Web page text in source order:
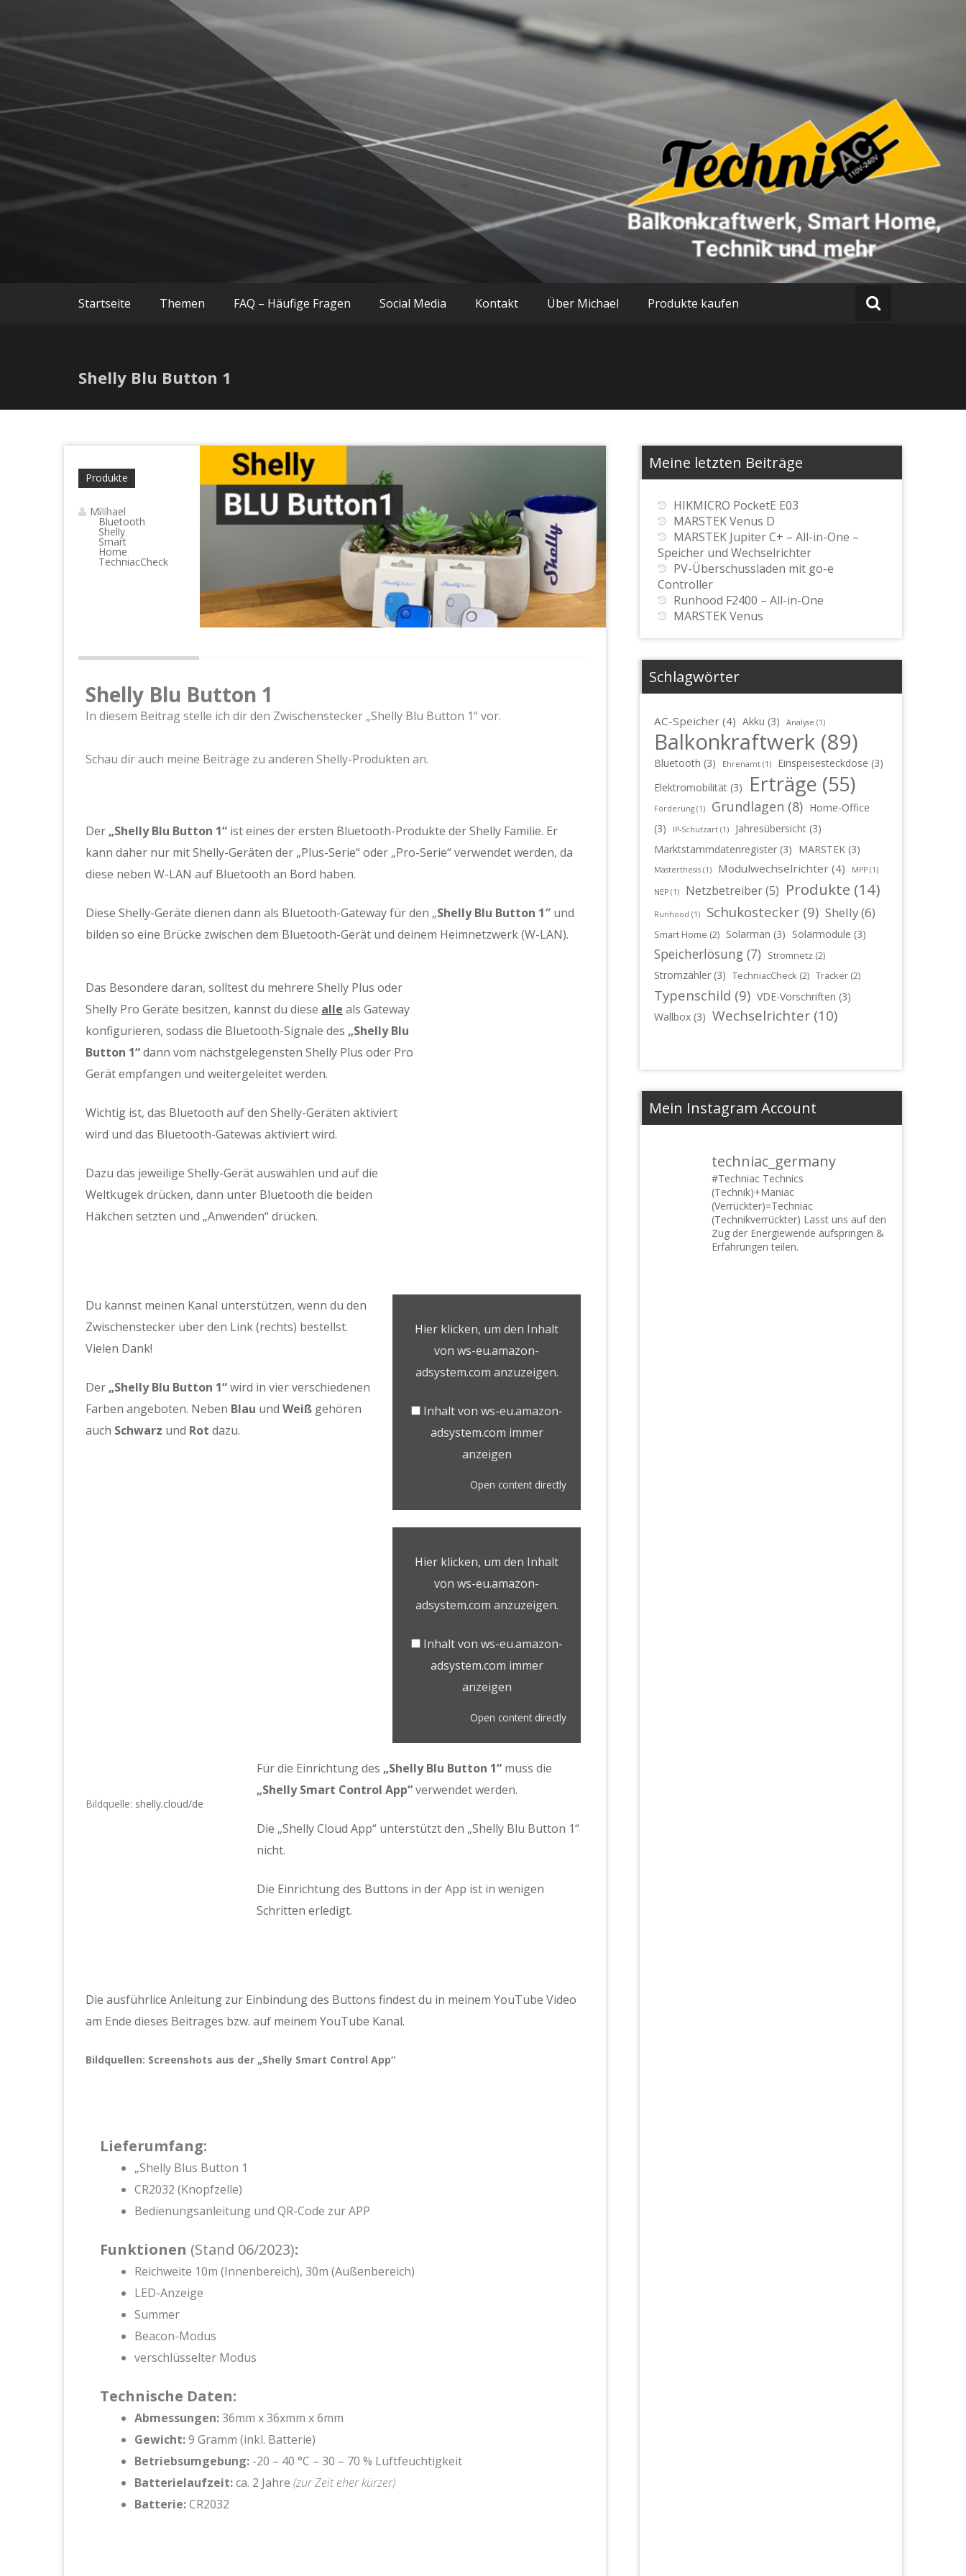
Techniac
Balkonkraftwerke, Smart Home, Technik und mehr
Startseite Themen FAQ – Häufige Fragen Social Media Kontakt Über Michael Produkte kaufen
Shelly Blu Button 1
Produkte
Michael
Bluetooth
Shelly,
Smart
Home
TechniacCheck
Shelly Blu Button 1
In diesem Beitrag stelle ich dir den Zwischenstecker „Shelly Blu Button 1“ vor.
Schau dir auch meine Beiträge zu anderen Shelly-Produkten an.
Der „Shelly Blu Button 1“ ist eines der ersten Bluetooth-Produkte der Shelly Familie. Er
kann daher nur mit Shelly-Geräten der „Plus-Serie“ oder „Pro-Serie“ verwendet werden, da
diese neben W-LAN auf Bluetooth an Bord haben.
Diese Shelly-Geräte dienen dann als Bluetooth-Gateway für den „Shelly Blu Button 1″und
bilden so eine Brücke zwischen dem Bluetooth-Gerät und deinem Heimnetzwerk (W-LAN).
Das Besondere daran, solltest du mehrere Shelly Plus oder
Shelly Pro Geräte besitzen, kannst du diese alle als Gateway
konfigurieren, sodass die Bluetooth-Signale des „Shelly Blu
Button 1“dann vom nächstgelegensten Shelly Plus oder Pro
Gerät empfangen und weitergeleitet werden.
Wichtig ist, das Bluetooth auf den Shelly-Geräten aktiviert
wird und das Bluetooth-Gatewas aktiviert wird.
Dazu das jeweilige Shelly-Gerät auswählen und auf die
Weltkugek drücken, dann unter Bluetooth die beiden
Häkchen setzten und „Anwenden“ drücken.
Du kannst meinen Kanal unterstützen, wenn du den
Zwischenstecker über den Link (rechts) bestellst.
Vielen Dank!
Der „Shelly Blu Button 1“wird in vier verschiedenen
Farben angeboten. Neben Blau und Weiß gehören
auch Schwarz und Rot dazu.
Hier klicken, um den Inhalt
von ws-eu.amazon-
adsystem.com anzuzeigen.
Inhalt von ws-eu.amazon-
adsystem.com immer
anzeigen
Open content directly
Hier klicken, um den Inhalt
von ws-eu.amazon-
adsystem.com anzuzeigen.
Inhalt von ws-eu.amazon-
adsystem.com immer
anzeigen
Open content directly
Bildquelle: shelly.cloud/de
Für die Einrichtung des „Shelly Blu Button 1“ muss die
„Shelly Smart Control App“verwendet werden.
Die „Shelly Cloud App“ unterstützt den „Shelly Blu Button 1“
nicht.
Die Einrichtung des Buttons in der App ist in wenigen
Schritten erledigt.
Die ausführlice Anleitung zur Einbindung des Buttons findest du in meinem YouTube Video
am Ende dieses Beitrages bzw. auf meinem YouTube Kanal.
Bildquellen: Screenshots aus der „Shelly Smart Control App“
Lieferumfang:
„Shelly Blus Button 1
CR2032 (Knopfzelle)
Bedienungsanleitung und QR-Code zur APP
Funktionen (Stand 06/2023):
Reichweite 10m (Innenbereich), 30m (Außenbereich)
LED-Anzeige
Summer
Beacon-Modus
verschlüsselter Modus
Technische Daten:
Abmessungen:36mm x 36xmm x 6mm
Gewicht:9 Gramm (inkl. Batterie)
Betriebsumgebung: -20 – 40 °C – 30 – 70 % Luftfeuchtigkeit
Batterielaufzeit:ca. 2 Jahre (zur Zeit eher kürzer)
Batterie:CR2032
Meine letzten Beiträge
HIKMICRO PocketE E03
MARSTEK Venus D
MARSTEK Jupiter C+ – All-in-One –
Speicher und Wechselrichter
PV-Überschussladen mit go-e
Controller
Runhood F2400 – All-in-One
MARSTEK Venus
Schlagwörter
AC-Speicher(4) Akku (3) Analyse (1)
Balkonkraftwerk(89)
Bluetooth (3) Ehrenamt(1) Einspeisesteckdose (3)
Elektromobilität(3) Erträge (55)
Förderung(1) Grundlagen (8) Home-Office
(3)
IP-Schutzart(1) Jahresübersicht(3)
Marktstammdatenregister(3) MARSTEK(3)
Masterthesis(1) Modulwechselrichter(4) MPP(1)
NEP(1) Netzbetreiber(5) Produkte (14)
Runhood (1) Schukostecker(9) Shelly(6)
Smart Home (2) Solarman (3) Solarmodule (3)
Speicherlösung (7) Stromnetz (2)
Stromzähler(3) TechniacCheck (2) Tracker(2)
Typenschild (9) VDE-Vorschriften (3)
Wallbox(3) Wechselrichter(10)
Mein Instagram Account
techniac_germany
#TechniacTechnics
(Technik)+Maniac
(Verrückter)=Techniac
(Technikverrückter) Lasst uns auf den
Zug der Energiewende aufspringen &
Erfahrungen teilen.